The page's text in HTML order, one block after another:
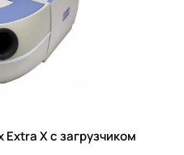
X с загрузчиком